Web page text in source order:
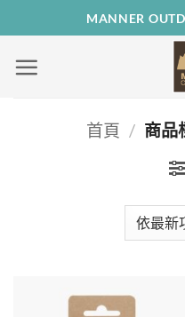
to
content
MANNER
首頁 / 商品